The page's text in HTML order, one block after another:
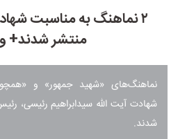
۲ نماهنگ به مناسبت
منتشر شدند+
نماهنگ‌های «شهید جمهور» و
شهادت آیت الله سیدابراهیم رئیسی،
شدند.